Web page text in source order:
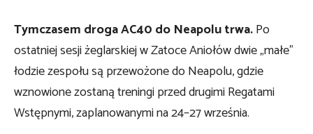
Tymczasem droga AC40 do Neapolu trwa.Po
ostatniej sesji żeglarskiej w Zatoce Aniołów dwie „małe”
łodzie zespołu są przewożone do Neapolu, gdzie
wznowione zostaną treningi przed drugimi Regatami
Wstępnymi, zaplanowanymi na 24–27 września.